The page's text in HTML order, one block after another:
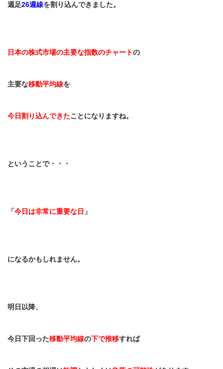
週足26週線を割り込んできました。
日本の株式市場の主要な指数のチャートの
主要な移動平均線を
今日割り込んできたことになりますね。
ということで・・・
「今日は非常に重要な日 」
になるかもしれません。
明日以降、
今日下回った移動平均線の下で推移すれば